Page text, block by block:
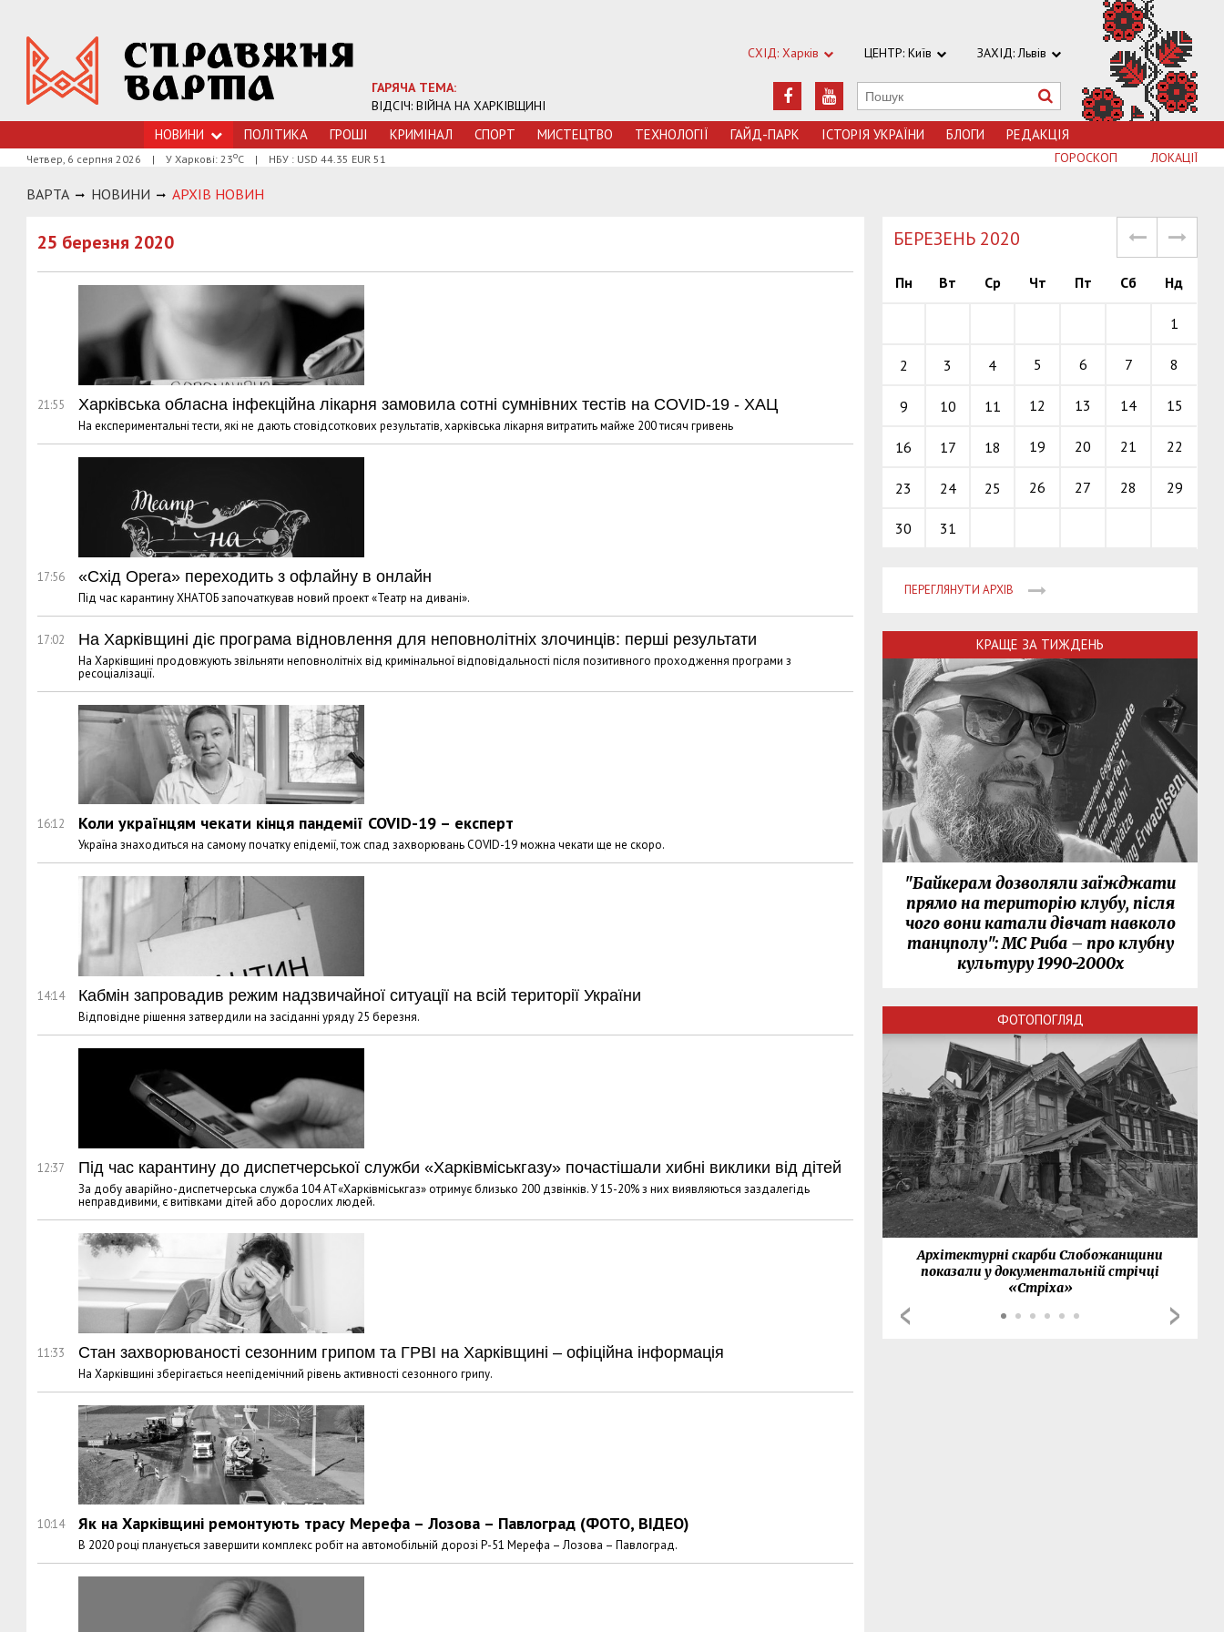
ГАРЯЧА ТЕМА:
ВІДСІЧ: ВІЙНА НА ХАРКІВЩИНІ
СХІД: Харків ЦЕНТР: Київ ЗАХІД: Львів
НОВИНИ ПОЛІТИКА ГРОШI КРИМIНАЛ СПОРТ МИСТЕЦТВО ТЕХНОЛОГIЇ ГАЙД-ПАРК ІСТОРІЯ УКРАЇНИ БЛОГИ РЕДАКЦІЯ
Четвер, 6 серпня 2026 | У Харкові: 23оС | НБУ : USD 44.35 EUR 51 ЛОКАЦІЇ
ГОРОСКОП
ВАРТА НОВИНИ АРХIВ НОВИН
25 березня 2020
21:55 Харківська обласна інфекційна лікарня замовила сотні сумнівних тестів на COVID-19 - ХАЦ
На експериментальні тести, які не дають стовідсоткових результатів, харківська лікарня витратить майже 200 тисяч гривень
17:56 «Схід Opera» переходить з офлайну в онлайн
Під час карантину ХНАТОБ започаткував новий проект «Театр на дивані».
17:02 На Харківщині діє програма відновлення для неповнолітніх злочинців: перші результати
На Харківщині продовжують звільняти неповнолітніх від кримінальної відповідальності після позитивного проходження програми з
ресоціалізації.
16:12 Коли українцям чекати кінця пандемії COVID-19 – експерт
Україна знаходиться на самому початку епідемії, тож спад захворювань COVID-19 можна чекати ще не скоро.
14:14 Кабмін запровадив режим надзвичайної ситуації на всій території України
Відповідне рішення затвердили на засіданні уряду 25 березня.
12:37 Під час карантину до диспетчерської служби «Харківміськгазу» почастішали хибні виклики від дітей
За добу аварійно-диспетчерська служба 104 АТ«Харківміськгаз» отримує близько 200 дзвінків. У 15-20% з них виявляються заздалегідь
неправдивими, є витівками дітей або дорослих людей.
11:33 Стан захворюваності сезонним грипом та ГРВІ на Харківщині – офіційна інформація
На Харківщині зберігається неепідемічний рівень активності сезонного грипу.
10:14 Як на Харківщині ремонтують трасу Мерефа – Лозова – Павлоград (ФОТО, ВІДЕО)
В 2020 році планується завершити комплекс робіт на автомобільній дорозі Р-51 Мерефа – Лозова – Павлоград.
БЕРЕЗЕНЬ 2020
Пн Вт Ср Чт Пт Сб Нд
1
2 3 4 5 6 7 8
9 10 11 12 13 14 15
16 17 18 19 20 21 22
23 24 25 26 27 28 29
30 31
ПЕРЕГЛЯНУТИ АРХІВ
КРАЩЕ ЗА ТИЖДЕНЬ
"Байкерам дозволяли заїжджати
прямо на територію клубу, після
чого вони катали дівчат навколо
танцполу": МС Риба – про клубну
культуру 1990-2000х
ФОТОПОГЛЯД
Архітектурні скарби Слобожанщини
показали у документальній стрічці
«Стріха»